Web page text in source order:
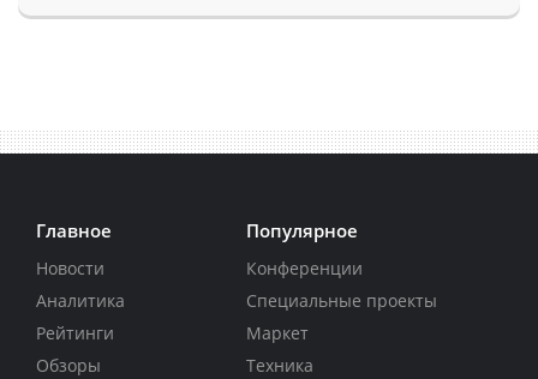
Главное
Новости
Аналитика
Рейтинги
Обзоры
Популярное
Конференции
Специальные проекты
Маркет
Техника